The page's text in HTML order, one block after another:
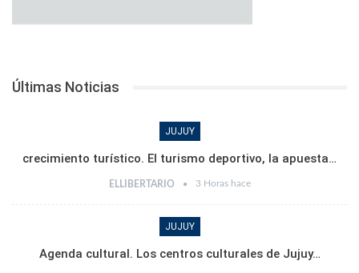
Últimas Noticias
JUJUY
crecimiento turístico. El turismo deportivo, la apuesta…
ELLIBERTARIO 3 Horas hace
JUJUY
Agenda cultural. Los centros culturales de Jujuy…